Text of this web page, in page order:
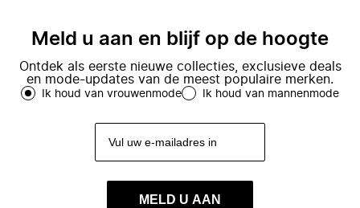
Meld u aan en blijf op de hoogte
Ontdek als eerste nieuwe collecties, exclusieve deals
en mode-updates van de meest populaire merken.
Ik houd van vrouwenmode Ik houd van mannenmode
MELD U AAN